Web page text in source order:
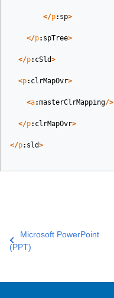
</p: sp>
</p: spTree>
</p: cSld>
<p: clrMapOvr>
<a:masterClrMapping/>
</p: clrMapOvr>
</p: sld>
Microsoft PowerPoint
(PPT)